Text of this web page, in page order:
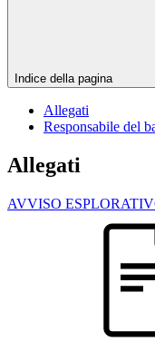
Indice della pagina
Allegati
Responsabile del
Allegati
AVVISO